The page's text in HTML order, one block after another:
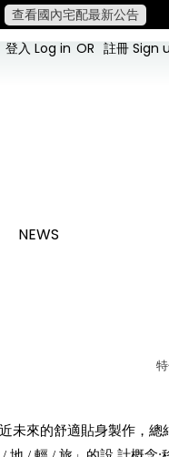
諒 查看國內宅配最新公告
登入 Log in OR 註冊 Sign
NEWS
未來的舒適貼身製作，總